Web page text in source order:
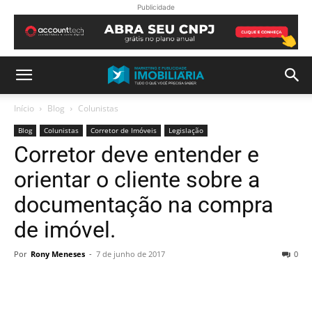
Publicidade
Início Blog Colunistas
Blog Colunistas Corretor de Imóveis Legislação
Corretor deve entender e
orientar o cliente sobre a
documentação na compra
de imóvel.
Por Rony Meneses - 7 de junho de 2017 0